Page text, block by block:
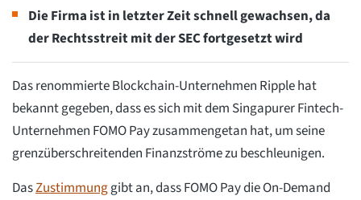
Die Firma ist in letzter Zeit schnell gewachsen, da
der Rechtsstreit mit der SEC fortgesetzt wird
Das renommierte Blockchain-Unternehmen Ripple hat
bekannt gegeben, dass es sich mit dem Singapurer Fintech-
Unternehmen FOMO Pay zusammengetan hat, um seine
grenzüberschreitenden Finanzströme zu beschleunigen.
DasZustimmunggibt an, dass FOMO Pay die On-Demand